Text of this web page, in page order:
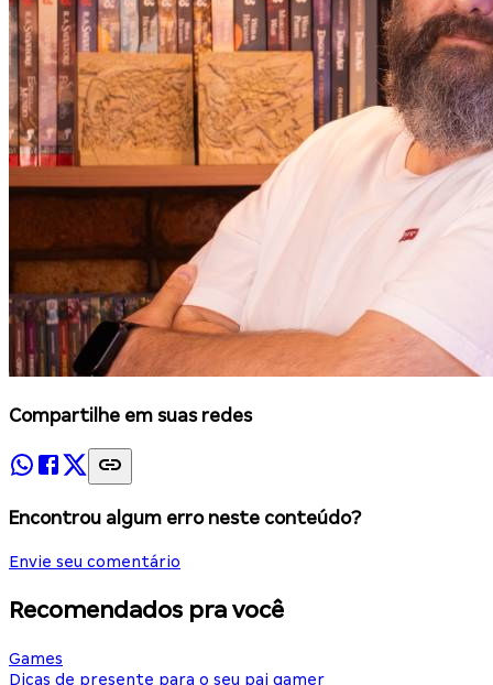
Compartilhe em suas redes
Encontrou algum erro neste conteúdo?
Envie seu comentário
Recomendados pra você
Games
Dicas de presente para o seu pai gamer